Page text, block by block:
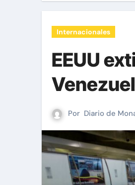
Internacionales
EEUU
Por Diario de